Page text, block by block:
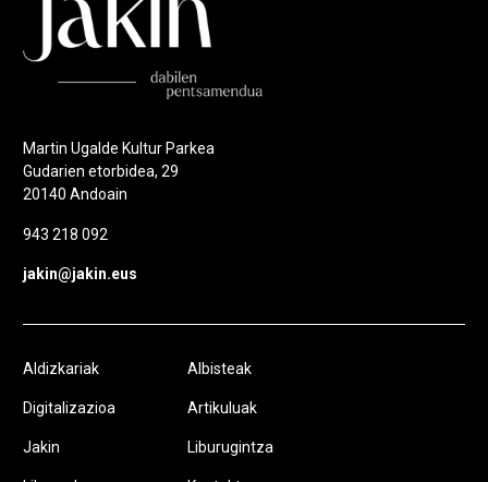
Martin Ugalde Kultur Parkea
Gudarien etorbidea, 29
20140 Andoain
943 218 092
jakin@jakin.eus
Aldizkariak
Digitalizazioa
Jakin
Albisteak
Artikuluak
Liburugintza